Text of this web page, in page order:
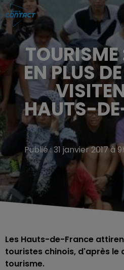
TOURISME
EN PLUS
HAUTS-
Publié : 31 janvier 2017 à
Les Hauts-de-France
touristes chinois, d'après le
tourisme.